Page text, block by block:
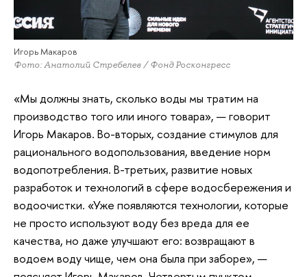
Игорь Макаров
Фото: Анатолий Стребелев / Фонд Росконгресс
«Мы должны знать, сколько воды мы тратим на
производство того или иного товара», — говорит
Игорь Макаров. Во-вторых, создание стимулов для
рационального водопользования, введение норм
водопотребления. В-третьих, развитие новых
разработок и технологий в сфере водосбережения и
водоочистки. «Уже появляются технологии, которые
не просто используют воду без вреда для ее
качества, но даже улучшают его: возвращают в
водоем воду чище, чем она была при заборе», —